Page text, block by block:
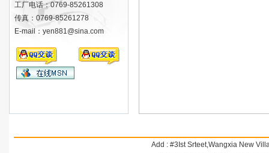
工厂电话：0769-85261308
传真：0769-85261278
E-mail：yen881@sina.com
Add : #3Ist Srteet,Wangxia New